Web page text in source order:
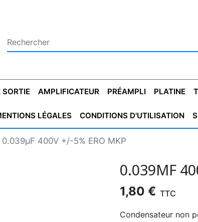
CONDENSATEUR
STYROFLEX
CONDENSATEUR
TRANSFO DE SORTIE
POUR GUITARE
AMPLIFICATEUR PRÉAMPLI PLATINE
PLATINES VINYLES MAGNÉTOPHONE
LÉGALES CONDITIONS D'UTILISATION
0.039µF 400V +/-5% ERO MKP
0.039ΜF
1,80 € TTC
Condensateur non